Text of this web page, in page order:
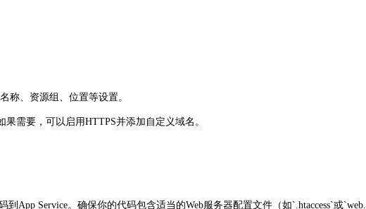
、资源组、位置等设置。
需要，可以启用HTTPS并添加自定义域名。
Service。确保你的代码包含适当的Web服务器配置文件（如`.htaccess`或